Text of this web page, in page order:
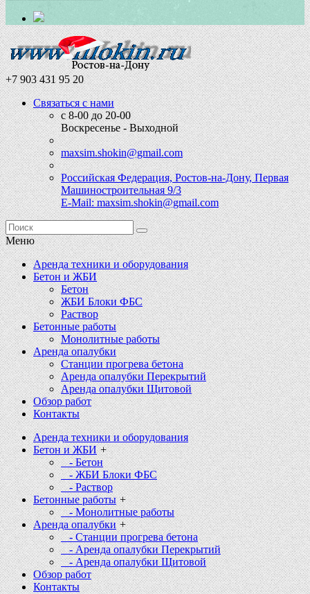
+7 903 431 95 20
Связаться с нами
с 8-00 до 20-00
Воскресенье - Выходной
maxsim.shokin@gmail.com
Российская Федерация, Ростов-на-Дону, Первая
Машиностроительная 9/3
E-Mail: maxsim.shokin@gmail.com
Меню
Аренда техники и оборудования
Бетон и ЖБИ
Бетон
ЖБИ Блоки ФБС
Раствор
Бетонные работы
Монолитные работы
Аренда опалубки
Станции прогрева бетона
Аренда опалубки Перекрытий
Аренда опалубки Щитовой
Обзор работ
Контакты
Аренда техники и оборудования
Бетон и ЖБИ +
- Бетон
- ЖБИ Блоки ФБС
- Раствор
Бетонные работы +
- Монолитные работы
Аренда опалубки +
- Станции прогрева бетона
- Аренда опалубки Перекрытий
- Аренда опалубки Щитовой
Обзор работ
Контакты